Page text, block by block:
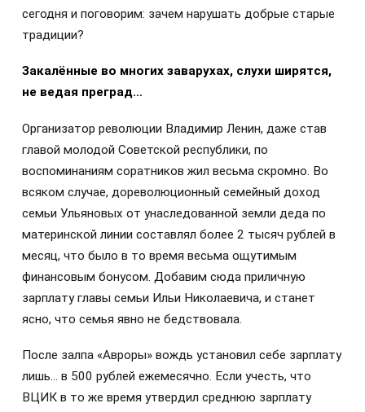
сегодня и поговорим: зачем нарушать добрые старые
традиции?
Закалённые во многих заварухах, слухи ширятся,
не ведая преград…
Организатор революции Владимир Ленин, даже став
главой молодой Советской республики, по
воспоминаниям соратников жил весьма скромно. Во
всяком случае, дореволюционный семейный доход
семьи Ульяновых от унаследованной земли деда по
материнской линии составлял более 2 тысяч рублей в
месяц, что было в то время весьма ощутимым
финансовым бонусом. Добавим сюда приличную
зарплату главы семьи Ильи Николаевича, и станет
ясно, что семья явно не бедствовала.
После залпа «Авроры» вождь установил себе зарплату
лишь… в 500 рублей ежемесячно. Если учесть, что
ВЦИК в то же время утвердил среднюю зарплату